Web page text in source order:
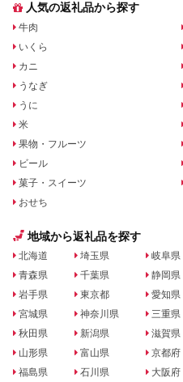
人気の返礼品から探す
牛肉
いくら
カニ
うなぎ
うに
米
果物・フルーツ
ビール
菓子・スイーツ
おせち
地域から返礼品を探す
北海道
青森県
岩手県
宮城県
秋田県
山形県
福島県
埼玉県
千葉県
東京都
神奈川県
新潟県
富山県
石川県
岐阜県
静岡県
愛知県
三重県
滋賀県
京都府
大阪府